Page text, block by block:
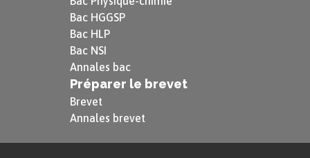
Bac HGGSP
Bac HLP
Bac NSI
Annales bac
Préparer le brevet
Brevet
Annales brevet